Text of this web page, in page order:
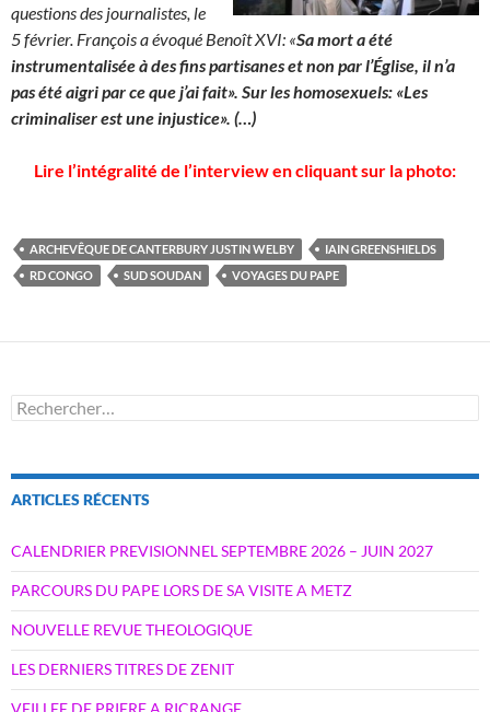
questions des journalistes, le
5 février. François a évoqué Benoît XVI: «Sa mort a été
instrumentalisée à des fins partisanes et non par l’Église, il n’a
pas été aigri par ce que j’ai fait». Sur les homosexuels: «Les
criminaliser est une injustice». (…)
Lire l’intégralité de l’interview en cliquant sur la photo:
ARCHEVÊQUE DE CANTERBURY JUSTIN WELBY
IAIN GREENSHIELDS
RD CONGO
SUD SOUDAN VOYAGES DU PAPE
Rechercher :
ARTICLES RÉCENTS
CALENDRIER PREVISIONNEL SEPTEMBRE 2026 – JUIN 2027
PARCOURS DU PAPE LORS DE SA VISITE A METZ
NOUVELLE REVUE THEOLOGIQUE
LES DERNIERS TITRES DE ZENIT
VEILLEE DE PRIERE A RICRANGE